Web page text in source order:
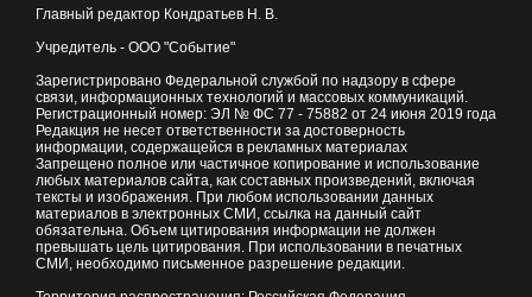
Главный редактор Кондратьев Н. В.
Учредитель - ООО "Событие"
Зарегистрировано Федеральной службой по надзору в сфере
связи, информационных технологий и массовых коммуникаций.
Регистрационный номер: ЭЛ № ФС 77 - 75882 от 24 июня 2019 года
Редакция не несет ответственности за достоверность
информации, содержащейся в рекламных материалах
Запрещено полное или частичное копирование и использование
любых материалов сайта, как составных произведений, включая
тексты и изображения. При любом использовании данных
материалов в электронных СМИ, ссылка на данный сайт
обязательна. Объем цитирования информации не должен
превышать цель цитирования. При использовании в печатных
СМИ, необходимо письменное разрешение редакции.